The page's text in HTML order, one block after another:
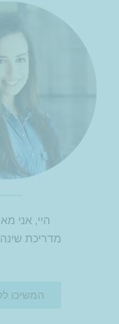
היי, אני
מדריכת
המשיכו